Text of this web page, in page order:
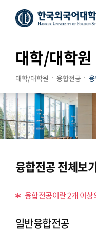
대학/대학원
대학/대학원 융합전공
융합전공 전체보
융합전공이란 2개 이
일반융합전공